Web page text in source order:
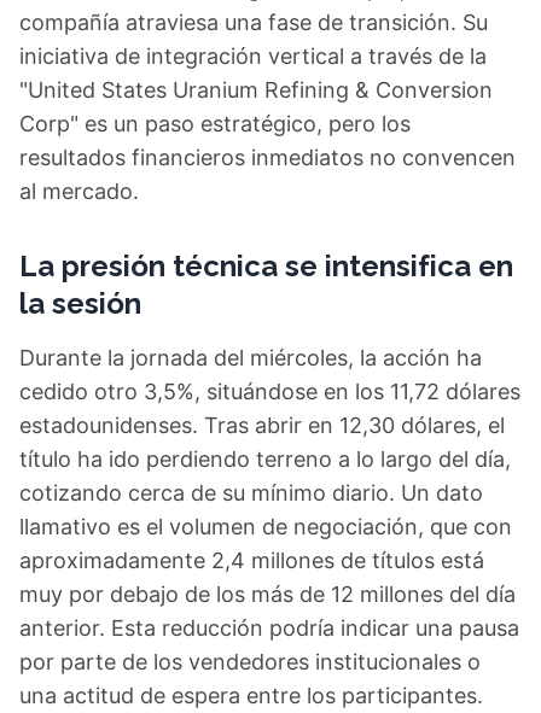
compañía atraviesa una fase de transición. Su
iniciativa de integración vertical a través de la
"United States Uranium Refining & Conversion
Corp" es un paso estratégico, pero los
resultados financieros inmediatos no convencen
al mercado.
La presión técnica se intensifica en
la sesión
Durante la jornada del miércoles, la acción ha
cedido otro 3,5%, situándose en los 11,72 dólares
estadounidenses. Tras abrir en 12,30 dólares, el
título ha ido perdiendo terreno a lo largo del día,
cotizando cerca de su mínimo diario. Un dato
llamativo es el volumen de negociación, que con
aproximadamente 2,4 millones de títulos está
muy por debajo de los más de 12 millones del día
anterior. Esta reducción podría indicar una pausa
por parte de los vendedores institucionales o
una actitud de espera entre los participantes.